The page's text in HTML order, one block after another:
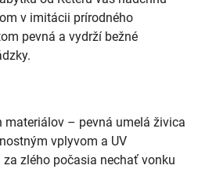
v imitácii prírodného
pevná a vydrží bežné
materiálov – pevná umelá živica
vplyvom a UV
zlého počasia nechať vonku